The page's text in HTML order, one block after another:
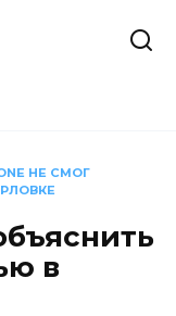
НЕ СМОГ
в